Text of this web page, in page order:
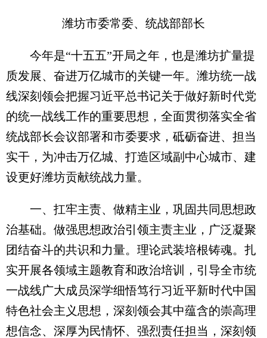
潍坊市委常委、统战部部长
今年是“十五五”开局之年，也是潍坊扩量提
质发展、奋进万亿城市的关键一年。潍坊统一战
线深刻领会把握习近平总书记关于做好新时代党
的统一战线工作的重要思想，全面贯彻落实全省
统战部长会议部署和市委要求，砥砺奋进、担当
实干，为冲击万亿城、打造区域副中心城市、建
设更好潍坊贡献统战力量。
一、扛牢主责、做精主业，巩固共同思想政
治基础。做强思想政治引领主责主业，广泛凝聚
团结奋斗的共识和力量。理论武装培根铸魂。扎
实开展各领域主题教育和政治培训，引导全市统
一战线广大成员深学细悟笃行习近平新时代中国
特色社会主义思想，深刻领会其中蕴含的崇高理
想信念、深厚为民情怀、强烈责任担当，深刻领